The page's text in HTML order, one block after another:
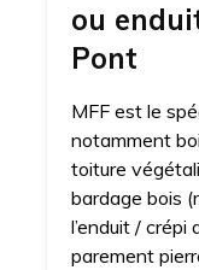
ou
Pont
MFF est le
notamment
toiture
bardage bois
l’enduit / crépi
parement